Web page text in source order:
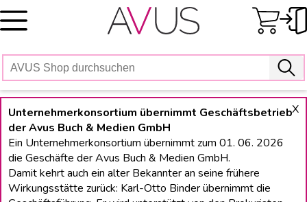
Skip
to
X
Unternehmerkonsortium übernimmt Geschäftsbetrieb
der Avus Buch & Medien GmbH
Ein Unternehmerkonsortium übernimmt zum 01. 06. 2026
die Geschäfte der Avus Buch & Medien GmbH.
Damit kehrt auch ein alter Bekannter an seine frühere
Wirkungsstätte zurück: Karl-Otto Binder übernimmt die